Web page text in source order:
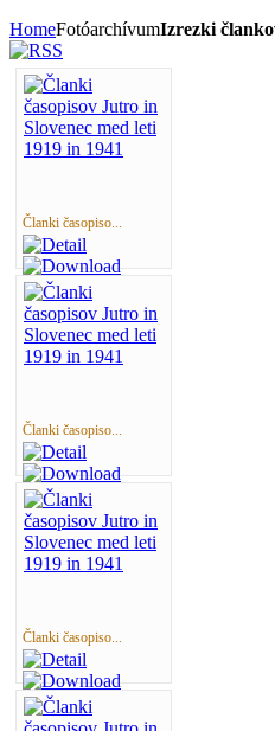
HomeFotóarchívumIzrezki
Članki časopiso...
Članki časopiso...
Članki časopiso...